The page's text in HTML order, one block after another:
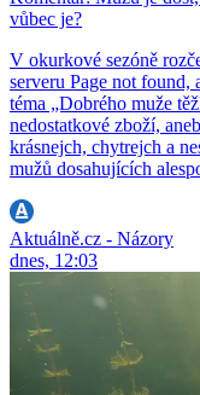
vůbec je?
V okurkové sezóně
serveru Page not found,
téma „Dobrého muže
nedostatkové zboží,
krásnejch, chytrejch a
mužů dosahujících
Aktuálně.cz - Názory
dnes, 12:03